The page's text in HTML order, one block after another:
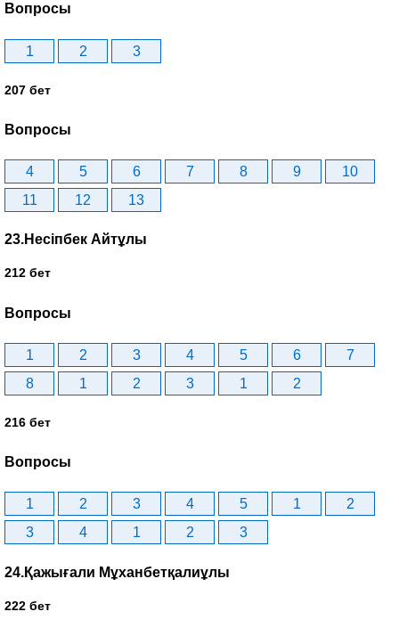
Вопросы
1 2 3
207 бет
Вопросы
4 5 6 7 8 9
10
11
12 13
23.Несіпбек Айтұлы
212 бет
Вопросы
1 2 3 4 5 6
7
8
1 2 3 1 2
216 бет
Вопросы
1 2 3 4 5 1
2
3
4 1 2 3
24.Қажығали Мұханбетқалиұлы
222 бет